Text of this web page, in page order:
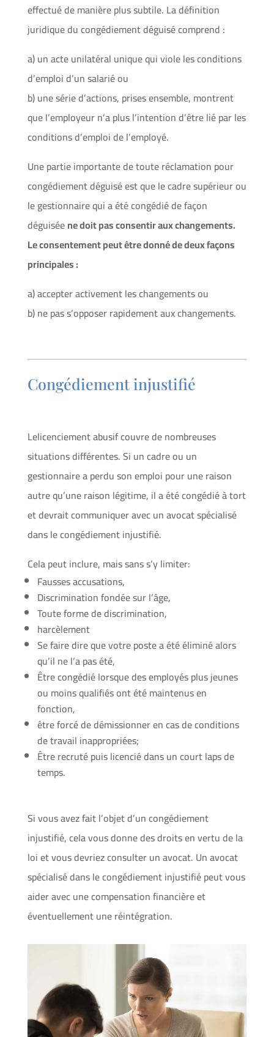
effectué de manière plus subtile. La définition
juridique du congédiement déguisé comprend :
a) un acte unilatéral unique qui viole les conditions
d’emploi d’un salarié ou
b) une série d’actions, prises ensemble, montrent
que l’employeur n’a plus l’intention d’être lié par les
conditions d’emploi de l’employé.
Une partie importante de toute réclamation pour
congédiement déguisé est que le cadre supérieur ou
le gestionnaire qui a été congédié de façon
déguiséene doit pas consentir aux changements.
Le consentement peut être donné de deux façons
principales :
a) accepter activement les changements ou
b) ne pas s’opposer rapidement aux changements.
Congédiement injustifié
Lelicenciement abusif couvre de nombreuses
situations différentes. Si un cadre ou un
gestionnaire a perdu son emploi pour une raison
autre qu’une raison légitime, il a été congédié à tort
et devrait communiquer avec un avocat spécialisé
dans le congédiement injustifié.
Cela peut inclure, mais sans s’y limiter:
Fausses accusations,
Discrimination fondée sur l’âge,
Toute forme de discrimination,
harcèlement
Se faire dire que votre poste a été éliminé alors
qu’il ne l’a pas été,
Être congédié lorsque des employés plus jeunes
ou moins qualifiés ont été maintenus en
fonction,
être forcé de démissionner en cas de conditions
de travail inappropriées;
Être recruté puis licencié dans un court laps de
temps.
Si vous avez fait l’objet d’un congédiement
injustifié, cela vous donne des droits en vertu de la
loi et vous devriez consulter un avocat. Un avocat
spécialisé dans le congédiement injustifié peut vous
aider avec une compensation financière et
éventuellement une réintégration.